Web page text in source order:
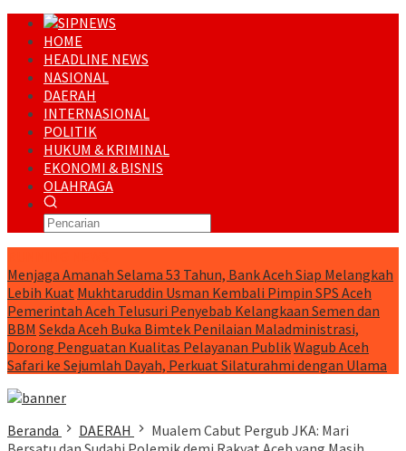
HOME
HEADLINE NEWS
NASIONAL
DAERAH
INTERNASIONAL
POLITIK
HUKUM & KRIMINAL
EKONOMI & BISNIS
OLAHRAGA
Menjaga Amanah Selama 53 Tahun, Bank Aceh Siap Melangkah
Lebih Kuat Mukhtaruddin Usman Kembali Pimpin SPS Aceh
Pemerintah Aceh Telusuri Penyebab Kelangkaan Semen dan
BBM Sekda Aceh Buka Bimtek Penilaian Maladministrasi,
Dorong Penguatan Kualitas Pelayanan PublikWagub Aceh
Safari ke Sejumlah Dayah, Perkuat Silaturahmi dengan Ulama
Beranda DAERAH
Mualem Cabut Pergub JKA: Mari